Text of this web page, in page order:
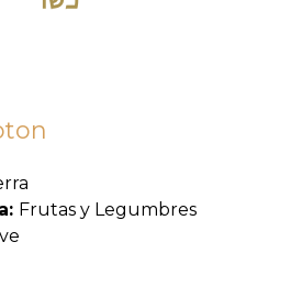
Frutas y Legumbres